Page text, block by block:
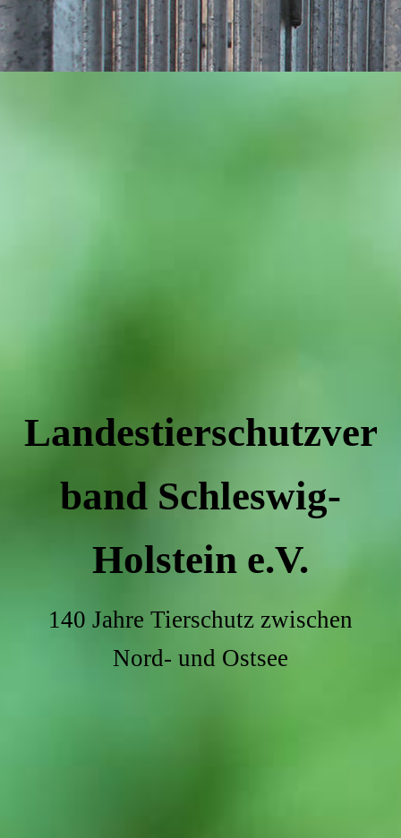
Landestierschutzver
band Schleswig-
Holstein e.V.
140 Jahre Tierschutz zwischen
Nord- und Ostsee